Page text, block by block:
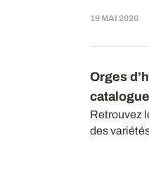
19 MAI 2026
Orges
Retrouvez
des